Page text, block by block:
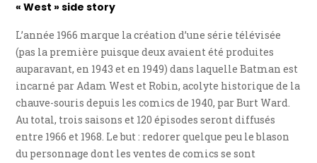
« West » side story
L’année 1966 marque la création d’une série télévisée
(pas la première puisque deux avaient été produites
auparavant, en 1943 et en 1949) dans laquelle Batman est
incarné par Adam West et Robin, acolyte historique de la
chauve-souris depuis les comics de 1940, par Burt Ward.
Au total, trois saisons et 120 épisodes seront diffusés
entre 1966 et 1968. Le but : redorer quelque peu le blason
du personnage dont les ventes de comics se sont